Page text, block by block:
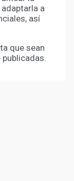
a
así
que sean